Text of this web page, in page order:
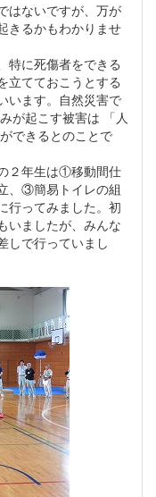
はないですが、万が
きるかもわかりませ
特に死傷者をできる
立てておこうとする
います。自然災害で
が起こす被害は 「人
できるとのことで
２年生は①移動間仕
、③簡易トイレの組
行ってみました。初
いましたが、みんな
しで行っていまし